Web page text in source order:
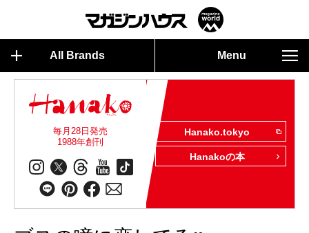
All Brands Menu
毎月28日発売
1988年創刊
Hanako.tokyo
Hanakoの本